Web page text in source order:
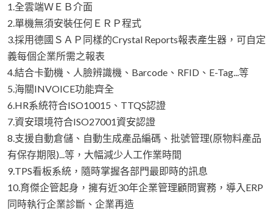
1.全雲端ＷＥＢ介面
2.單機無須安裝任何ＥＲＰ程式
3.採用德國ＳＡＰ同樣的Crystal Reports報表產生器，可自定
義每個企業所需之報表
4.結合卡勤機、人臉辨識機、Barcode、RFID、E-Tag...等
5.海關INVOICE功能齊全
6.HR系統符合ISO10015、TTQS認證
7.資安環境符合ISO27001資安認證
8.支援自動倉儲、自動生成產品編碼、批號管理(原物料產品
有保存期限)...等，大幅減少人工作業時間
9.TPS看板系統，隨時掌握各部門最即時的訊息
10.育傑企管起身，擁有近30年企業管理顧問實務，導入ERP
同時執行企業診斷、企業再造